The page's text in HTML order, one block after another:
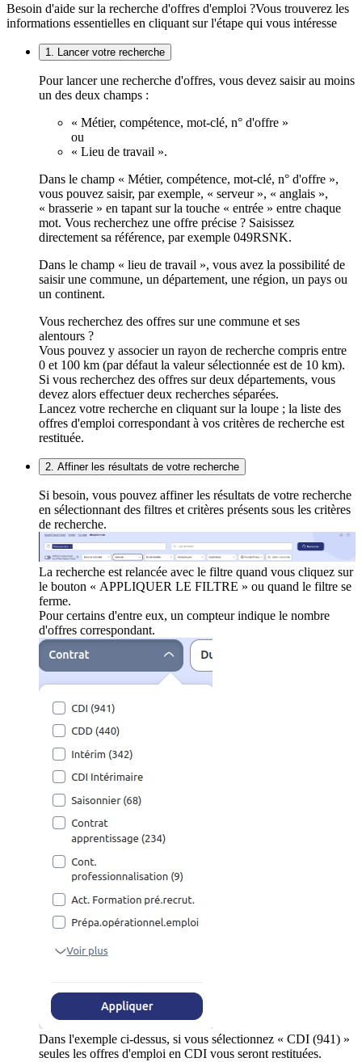
Besoin d'aide sur la recherche d'offres d'emploi ?Vous trouverez les
informations essentielles en cliquant sur l'étape qui vous intéresse
1. Lancer votre recherche
Pour lancer une recherche d'offres, vous devez saisir au moins
un des deux champs :
« Métier, compétence, mot-clé, n° d'offre »
ou
« Lieu de travail ».
Dans le champ « Métier, compétence, mot-clé, n° d'offre »,
vous pouvez saisir, par exemple, « serveur », « anglais »,
« brasserie » en tapant sur la touche « entrée » entre chaque
mot. Vous recherchez une offre précise ? Saisissez
directement sa référence, par exemple 049RSNK.
Dans le champ « lieu de travail », vous avez la possibilité de
saisir une commune, un département, une région, un pays ou
un continent.
Vous recherchez des offres sur une commune et ses
alentours ?
Vous pouvez y associer un rayon de recherche compris entre
0 et 100 km (par défaut la valeur sélectionnée est de 10 km).
Si vous recherchez des offres sur deux départements, vous
devez alors effectuer deux recherches séparées.
Lancez votre recherche en cliquant sur la loupe ; la liste des
offres d'emploi correspondant à vos critères de recherche est
restituée.
2. Affiner les résultats de votre recherche
Si besoin, vous pouvez affiner les résultats de votre recherche
en sélectionnant des filtres et critères présents sous les critères
de recherche.
La recherche est relancée avec le filtre quand vous cliquez sur
le bouton « APPLIQUER LE FILTRE » ou quand le filtre se
ferme.
Pour certains d'entre eux, un compteur indique le nombre
d'offres correspondant.
Dans l'exemple ci-dessus, si vous sélectionnez « CDI (941) »
seules les offres d'emploi en CDI vous seront restituées.